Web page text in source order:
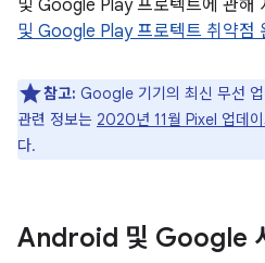
및 Google Play 프로텍트에 관해
및 Google Play 프로텍트 취약점
참고: Google 기기의 최신 무선
관련 정보는 2020년 11월 Pixel 업데
다.
Android 및 Google